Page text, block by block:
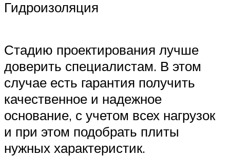
Гидроизоляция
Стадию проектирования лучше
доверить специалистам. В этом
случае есть гарантия получить
качественное и надежное
основание, с учетом всех нагрузок
и при этом подобрать плиты
нужных характеристик.